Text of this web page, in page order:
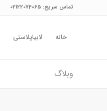
تماس سریع: 02122074065
خانه لابیاپلاستی
وبلاگ